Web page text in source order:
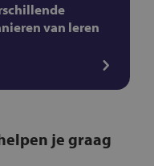
van leren
je graag